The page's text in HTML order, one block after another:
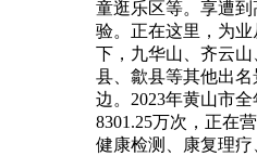
童逛乐区等。享遭
验。正在这里，为业
下，九华山、齐云
县、歙县等其他出
边。2023年黄山市
8301.25万次，正在
健康检测、康复理